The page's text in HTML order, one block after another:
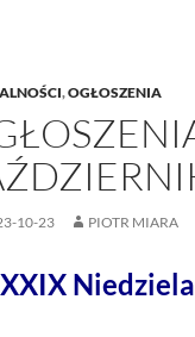
,OGŁOSZENIA
10-23 PIOTR MIARA
XXIX